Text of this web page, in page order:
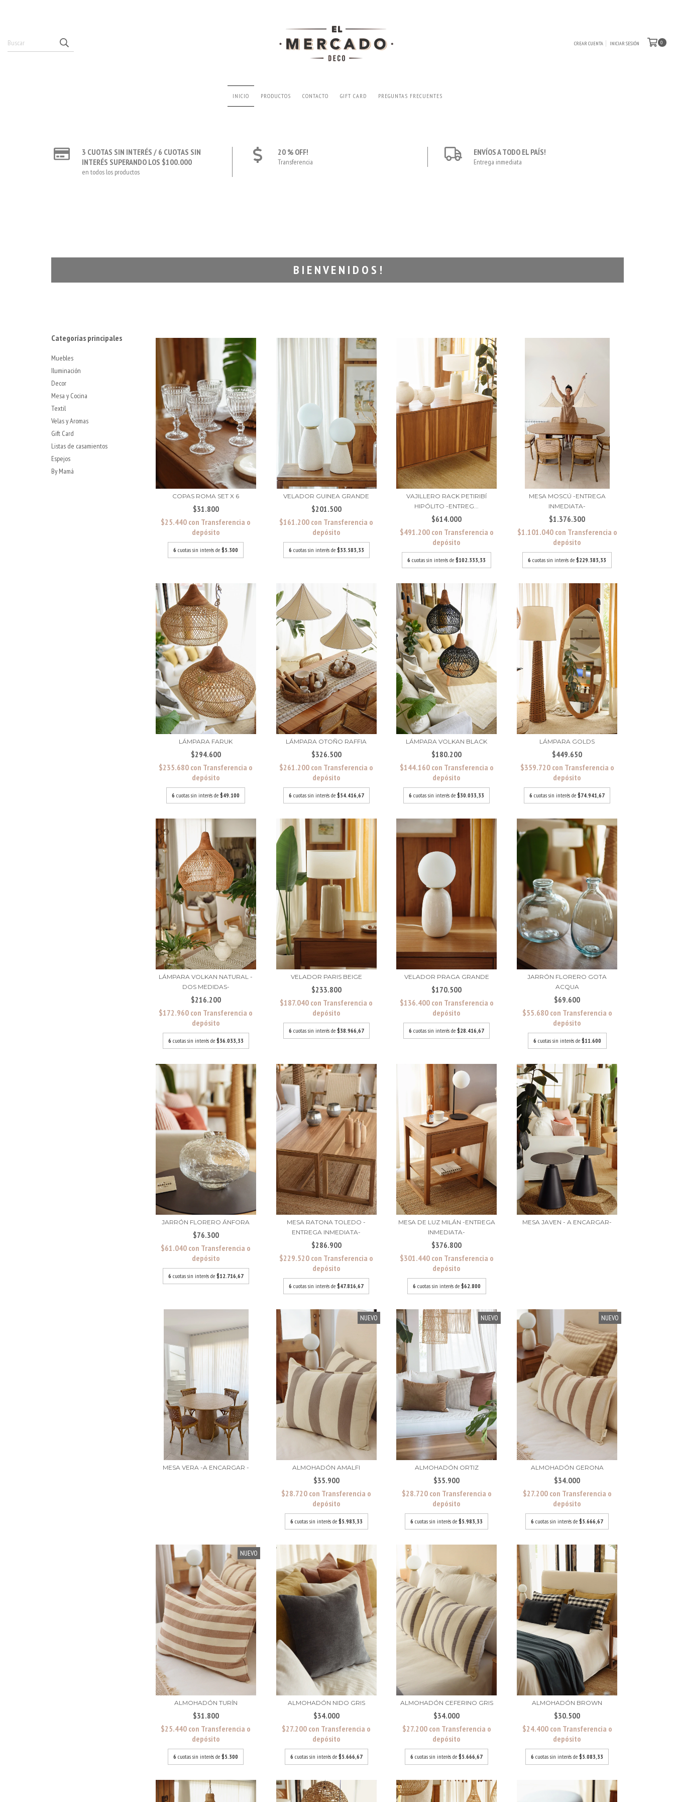
CREAR CUENTA INICIAR SESIÓN 0
INICIO PRODUCTOS CONTACTO GIFT CARD PREGUNTAS FRECUENTES
3 CUOTAS SIN INTERÉS / 6 CUOTAS SIN
INTERÉS SUPERANDO LOS $100.000
en todos los productos
20 % OFF!
Transferencia
ENVÍOS A TODO EL PAÍS!
Entrega inmediata
B I E N V E N I D O S !
Categorías principales
Muebles
Iluminación
Decor
Mesa y Cocina
Textil
Velas y Aromas
Gift Card
Listas de casamientos
Espejos
By Mamá
COPAS ROMA SET X 6
$31.800
$25.440 con Transferencia o
depósito
6 cuotas sin interés de$5.300
VELADOR GUINEA GRANDE
$201.500
$161.200 con Transferencia o
depósito
6 cuotas sin interés de $33.583,33
VAJILLERO RACK PETIRIBÍ
HIPÓLITO -ENTREG...
$614.000
$491.200 con Transferencia o
depósito
6 cuotas sin interés de$102.333,33
MESA MOSCÚ -ENTREGA
INMEDIATA-
$1.376.300
$1.101.040 con Transferencia o
depósito
6 cuotas sin interés de$229.383,33
LÁMPARA FARUK
$294.600
$235.680 con Transferencia o
depósito
6 cuotas sin interés de$49.100
LÁMPARA OTOÑO RAFFIA
$326.500
$261.200 con Transferencia o
depósito
6 cuotas sin interés de $54.416,67
LÁMPARA VOLKAN BLACK
$180.200
$144.160 con Transferencia o
depósito
6 cuotas sin interés de$30.033,33
LÁMPARA GOLDS
$449.650
$359.720 con Transferencia o
depósito
6 cuotas sin interés de$74.941,67
LÁMPARA VOLKAN NATURAL -
DOS MEDIDAS-
$216.200
$172.960 con Transferencia o
depósito
6 cuotas sin interés de $36.033,33
VELADOR PARIS BEIGE
$233.800
$187.040 con Transferencia o
depósito
6 cuotas sin interés de $38.966,67
VELADOR PRAGA GRANDE
$170.500
$136.400 con Transferencia o
depósito
6 cuotas sin interés de$28.416,67
JARRÓN FLORERO GOTA
ACQUA
$69.600
$55.680 con Transferencia o
depósito
6 cuotas sin interés de $11.600
JARRÓN FLORERO ÁNFORA
$76.300
$61.040 con Transferencia o
depósito
6 cuotas sin interés de $12.716,67
MESA RATONA TOLEDO -
ENTREGA INMEDIATA-
$286.900
$229.520 con Transferencia o
depósito
6 cuotas sin interés de$47.816,67
MESA DE LUZ MILÁN -ENTREGA
INMEDIATA-
$376.800
$301.440 con Transferencia o
depósito
6 cuotas sin interés de $62.800
MESA JAVEN - A ENCARGAR-
MESA VERA -A ENCARGAR -
NUEVO
ALMOHADÓN AMALFI
$35.900
$28.720 con Transferencia o
depósito
6 cuotas sin interés de $5.983,33
NUEVO
ALMOHADÓN ORTIZ
$35.900
$28.720 con Transferencia o
depósito
6 cuotas sin interés de$5.983,33
NUEVO
ALMOHADÓN GERONA
$34.000
$27.200 con Transferencia o
depósito
6 cuotas sin interés de$5.666,67
NUEVO
ALMOHADÓN TURÍN
$31.800
$25.440 con Transferencia o
depósito
6 cuotas sin interés de$5.300
ALMOHADÓN NIDO GRIS
$34.000
$27.200 con Transferencia o
depósito
6 cuotas sin interés de $5.666,67
ALMOHADÓN CEFERINO GRIS
$34.000
$27.200 con Transferencia o
depósito
6 cuotas sin interés de$5.666,67
ALMOHADÓN BROWN
$30.500
$24.400 con Transferencia o
depósito
6 cuotas sin interés de$5.083,33